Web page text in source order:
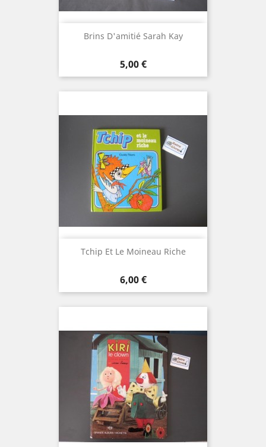
Brins D'amitié Sarah Kay
Prix
5,00 €
Tchip Et Le Moineau Riche
Prix
6,00 €